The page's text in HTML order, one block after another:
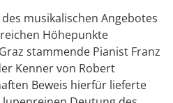
musikalischen Angebotes
Höhepunkte
stammende Pianist Franz
Kenner von Robert
Beweis hierfür lieferte